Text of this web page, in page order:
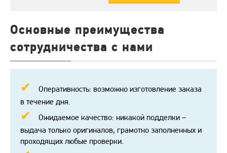
Основные преимущества
сотрудничества с нами
Оперативность: возможно изготовление заказа
в течение дня.
Ожидаемое качество: никакой подделки –
выдача только оригиналов, грамотно заполненных и
проходящих любые проверки.